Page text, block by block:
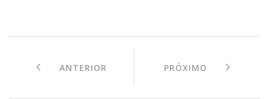
ANTERIOR PRÓXIMO